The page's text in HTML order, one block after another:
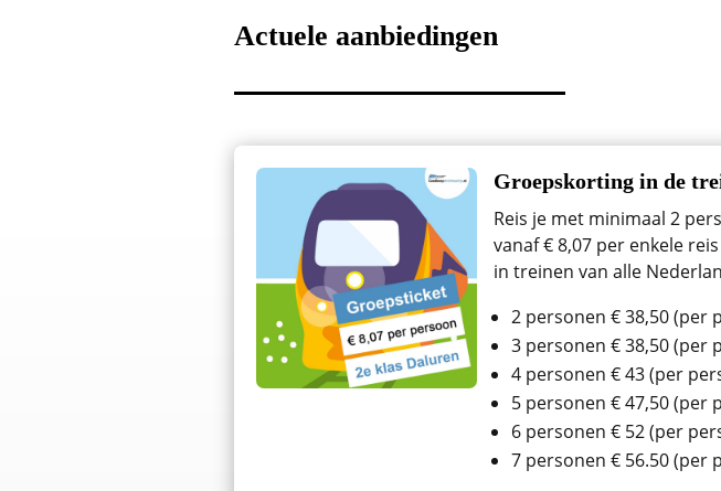
Actuele aanbiedingen
Groepskorting in de
Reis je met minimaal 2
vanaf € 8,07 per enkele
in treinen van alle
2 personen € 38,50 (per
3 personen € 38,50 (per
4 personen € 43 (per
5 personen € 47,50 (per
6 personen € 52 (per
7 personen € 56.50 (per